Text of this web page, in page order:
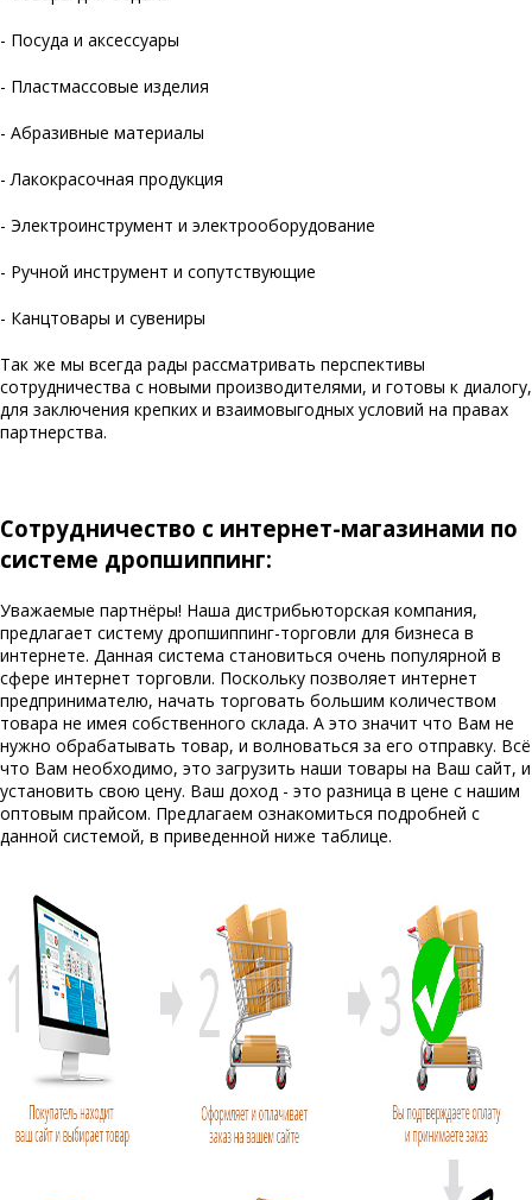
- Посуда и аксессуары
- Пластмассовые изделия
- Абразивные материалы
- Лакокрасочная продукция
- Электроинструмент и электрооборудование
- Ручной инструмент и сопутствующие
- Канцтовары и сувениры
Так же мы всегда рады рассматривать перспективы
сотрудничества с новыми производителями, и готовы к диалогу,
для заключения крепких и взаимовыгодных условий на правах
партнерства.
Сотрудничество с интернет-магазинами по
системе дропшиппинг:
Уважаемые партнёры! Наша дистрибьюторская компания,
предлагает систему дропшиппинг-торговли для бизнеса в
интернете. Данная система становиться очень популярной в
сфере интернет торговли. Поскольку позволяет интернет
предпринимателю, начать торговать большим количеством
товара не имея собственного склада. А это значит что Вам не
нужно обрабатывать товар, и волноваться за его отправку. Всё
что Вам необходимо, это загрузить наши товары на Ваш сайт, и
установить свою цену. Ваш доход - это разница в цене с нашим
оптовым прайсом. Предлагаем ознакомиться подробней с
данной системой, в приведенной ниже таблице.